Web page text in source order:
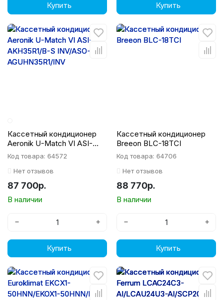
Купить Купить
Кассетный кондиционер
Aeronik U-Match VI ASI-
AKH35R1/B-S INV/ASO-
AGUHN35R1/INV
Код товара: 64572
Нет отзывов
87 700р.
В наличии
− +
Купить
Кассетный кондиционер
Breeon BLC-18TCI
Код товара: 64706
Нет отзывов
88 770р.
В наличии
− +
Купить